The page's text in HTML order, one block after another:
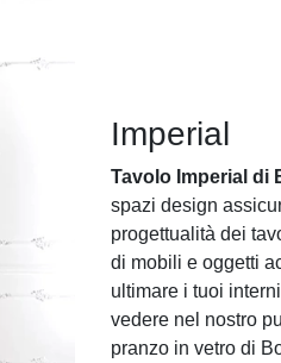
Imperial
Tavolo Imperial di
spazi design
progettualità dei
di mobili e oggetti
ultimare i tuoi
vedere nel nostro
pranzo in vetro di